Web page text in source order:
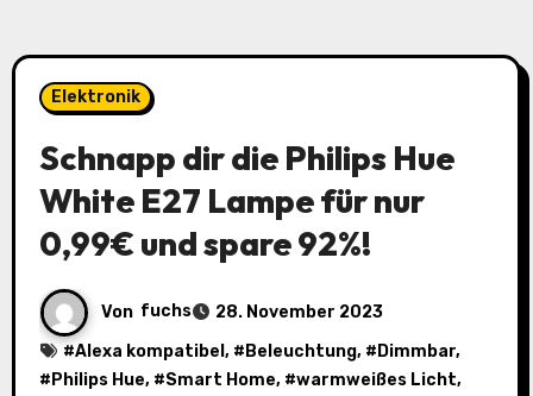
Elektronik
Schnapp dir die Philips Hue
White E27 Lampe für nur
0,99€ und spare 92%!
Von fuchs
28. November 2023
#Alexa kompatibel , # Beleuchtung, # Dimmbar,
# Philips Hue, #Smart Home, #warmweißes Licht,